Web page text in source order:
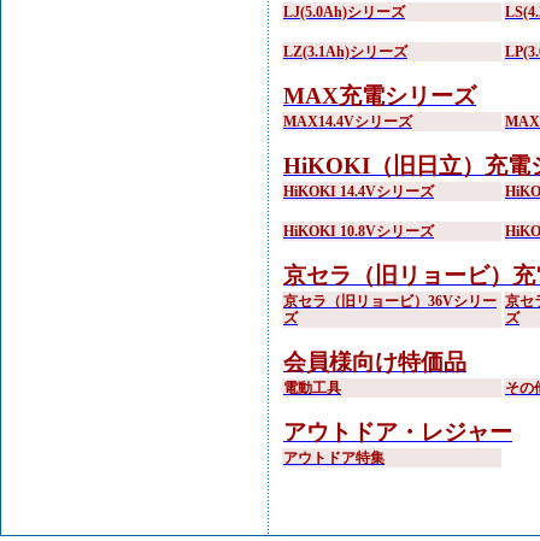
LJ(5.0Ah)シリーズ
LZ(3.1Ah)シリーズ
MAX充電シリーズ
MAX14.4Vシリーズ
HiKOKI（旧日立）充電
HiKOKI 14.4Vシリーズ
HiKOKI 10.8Vシリーズ
京セラ（旧リョービ）
京セラ（旧リョービ）36Vシリー
ズ
京セ
ズ
会員様向け特価品
電動工具 その
アウトドア・レジャー
アウトドア特集